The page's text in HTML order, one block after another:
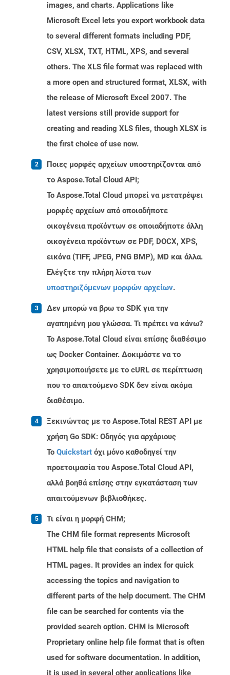
images, and charts. Applications like
Microsoft Excel lets you export workbook data
to several different formats including PDF,
CSV, XLSX, TXT, HTML, XPS, and several
others. The XLS file format was replaced with
a more open and structured format, XLSX, with
the release of Microsoft Excel 2007. The
latest versions still provide support for
creating and reading XLS files, though XLSX is
the first choice of use now.
Ποιες μορφές αρχείων υποστηρίζονται από
το Aspose.Total Cloud API;
Το Aspose.Total Cloud μπορεί να μετατρέψει
μορφές αρχείων από οποιαδήποτε
οικογένεια προϊόντων σε οποιαδήποτε άλλη
οικογένεια προϊόντων σε PDF, DOCX, XPS,
εικόνα (TIFF, JPEG, PNG BMP), MD και άλλα.
Ελέγξτε την πλήρη λίστα των
υποστηριζόμενων μορφών αρχείων.
Δεν μπορώ να βρω το SDK για την
αγαπημένη μου γλώσσα. Τι πρέπει να κάνω?
Το Aspose.Total Cloud είναι επίσης διαθέσιμο
ως Docker Container. Δοκιμάστε να το
χρησιμοποιήσετε με το cURL σε περίπτωση
που το απαιτούμενο SDK δεν είναι ακόμα
διαθέσιμο.
Ξεκινώντας με το Aspose.Total REST API με
χρήση Go SDK: Οδηγός για αρχάριους
Το Quickstart όχι μόνο καθοδηγεί την
προετοιμασία του Aspose.Total Cloud API,
αλλά βοηθά επίσης στην εγκατάσταση των
απαιτούμενων βιβλιοθήκες.
Τι είναι η μορφή CHM;
The CHM file format represents Microsoft
HTML help file that consists of a collection of
HTML pages. It provides an index for quick
accessing the topics and navigation to
different parts of the help document. The CHM
file can be searched for contents via the
provided search option. CHM is Microsoft
Proprietary online help file format that is often
used for software documentation. In addition,
it is used in several other applications like